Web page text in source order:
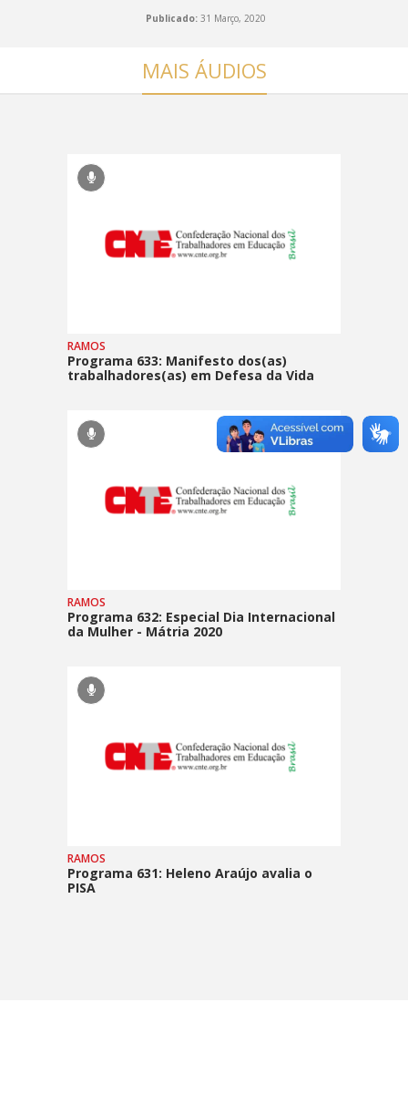
Publicado:31 Março, 2020
MAIS ÁUDIOS
RAMOS
Programa 633: Manifesto dos(as)
trabalhadores(as) em Defesa da Vida
RAMOS
Programa 632: Especial Dia Internacional
da Mulher - Mátria 2020
RAMOS
Programa 631: Heleno Araújo avalia o
PISA